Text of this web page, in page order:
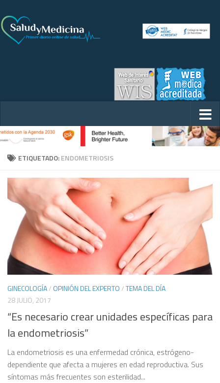
ETIQUETADO:ENDOMETRIOSIS
GINECOLOGÍA/ OPINIÓN DEL EXPERTO/TEMA DEL DÍA
28 JULIO, 2017
“Es necesario crear unidades específicas para
la endometriosis”
La endometriosis es una en­fermedad crónica, estróge­no-
dependiente que afecta a mujeres en edad repro­ductiva. Sus
síntomas más frecuen­tes son esterilidad...